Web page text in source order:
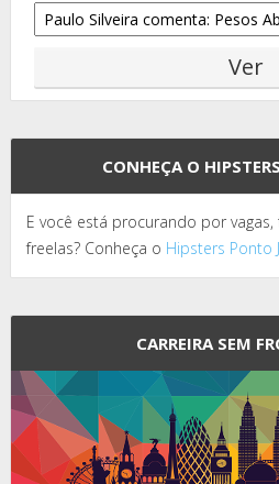
CONHEÇA O
E você está procurando por
freelas? Conheça o Hipsters Ponto
CARREIRA SEM